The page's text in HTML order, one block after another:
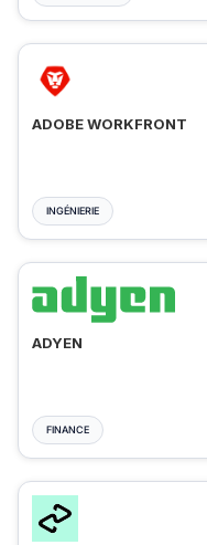
ADOBE WORKFRONT
INGÉNIERIE
ADYEN
FINANCE